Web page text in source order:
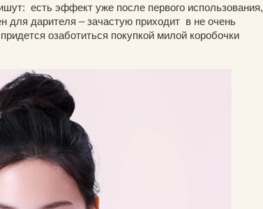
есть эффект уже после первого использования,
для дарителя – зачастую приходит в не очень
озаботиться покупкой милой коробочки